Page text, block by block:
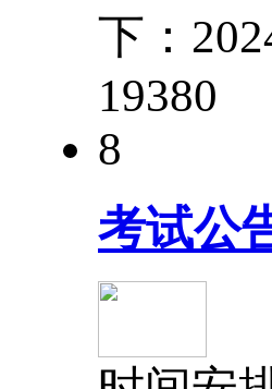
下：
19380
8
考试公